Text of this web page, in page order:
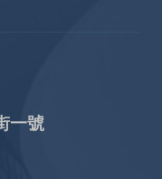
一號